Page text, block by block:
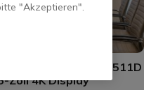
D-Line 75BDL4511D
Zoll 4K Display
"Akzeptieren".